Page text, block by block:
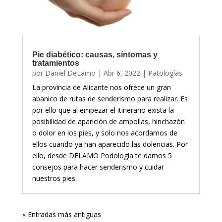
Pie diabético: causas, síntomas y
tratamientos
por Daniel DeLamo | Abr 6, 2022| Patologías
La provincia de Alicante nos ofrece un gran
abanico de rutas de senderismo para realizar. Es
por ello que al empezar el itinerario exista la
posibilidad de aparición de ampollas, hinchazón
o dolor en los pies, y solo nos acordamos de
ellos cuando ya han aparecido las dolencias. Por
ello, desde DELAMO Podología te damos 5
consejos para hacer senderismo y cuidar
nuestros pies.
« Entradas más antiguas